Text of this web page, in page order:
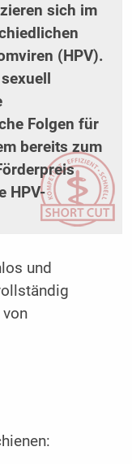
sich im
(HPV).
Folgen für
bereits zum
HPV-
und